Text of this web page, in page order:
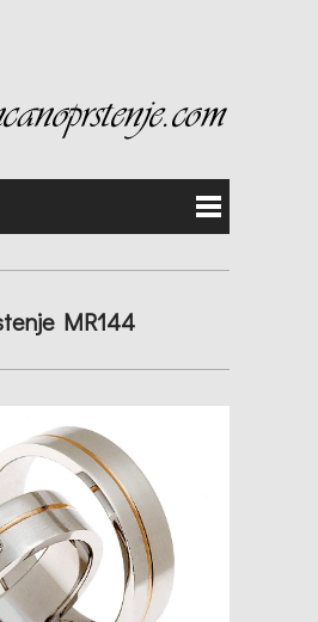
MR144